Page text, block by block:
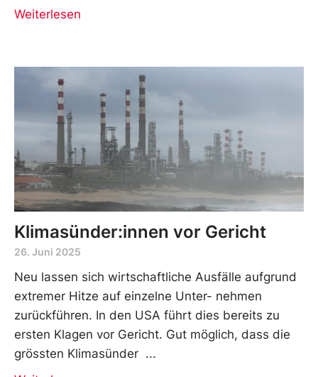
Weiterlesen
Klimasünder:innen vor Gericht
26. Juni 2025
Neu lassen sich wirtschaftliche Ausfälle aufgrund
extremer Hitze auf einzelne Unter- nehmen
zurückführen. In den USA führt dies bereits zu
ersten Klagen vor Gericht. Gut möglich, dass die
grössten Klimasünder